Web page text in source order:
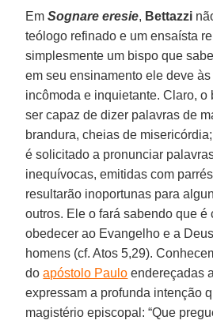
EmSognare eresie, Bettazzi
teólogo refinado e um ensaísta
simplesmente um bispo que
em seu ensinamento ele deve
incômoda e inquietante. Claro, o
ser capaz de dizer palavras de
brandura, cheias de
é solicitado a pronunciar
inequívocas, emitidas com
resultarão inoportunas para
outros. Ele o fará sabendo que é
obedecer ao Evangelho e a
homens (cf. Atos 5,29).
doapóstolo Paulo endereçadas
expressam a profunda intenção
magistério episcopal: “Que